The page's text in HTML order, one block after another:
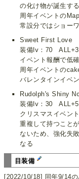
の化け物が誕生す
周年イベントの
常設分ではショー
Sweet First Love
装備lv：70
イベント報酬で低
周年イベントの
バレンタインイベ
Rudolph's Shiny
装備lv：30
クリスマスイベン
重複して持つこと
ないため、強化失
なる
目装備
[2022/10/18] 同年9/14